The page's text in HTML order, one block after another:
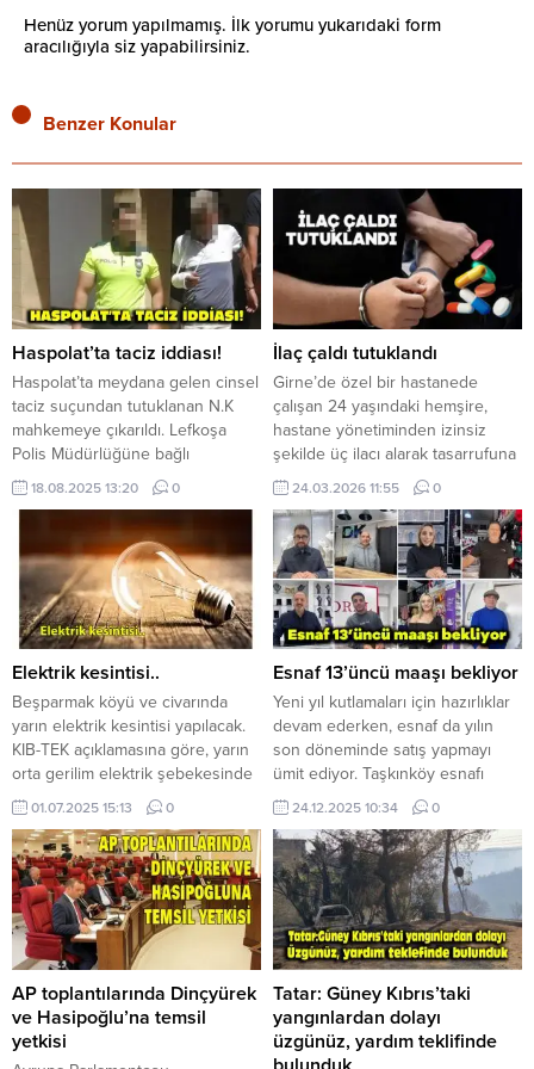
Henüz yorum yapılmamış. İlk yorumu yukarıdaki form
aracılığıyla siz yapabilirsiniz.
Benzer Konular
Haspolat’ta taciz iddiası!
Haspolat’ta meydana gelen cinsel
taciz suçundan tutuklanan N.K
mahkemeye çıkarıldı. Lefkoşa
Polis Müdürlüğüne bağlı
Demirhan Polis Karakolunda
görevli polis memuru Zafer İnce
mahkemeye olguları aktardı. Polis,
zanlının Cinsel Saldırı Cinsel Taciz
suçlarına methaldar olduğunu
söyledi. Polis, 15 Ağustos 2025
Tarihinde saat 23:00
raddelerinde Haspolat’ta abisinin
ikametgahı içerisinde banyo kısmı
içerisinde...
18.08.2025 13:20 0
İlaç çaldı tutuklandı
Girne’de özel bir hastanede
çalışan 24 yaşındaki hemşire,
hastane yönetiminden izinsiz
şekilde üç ilacı alarak tasarrufuna
geçirmekle suçlanarak tutuklandı.
Polisten olay ile ilgili olarak
yapılan açıklama şu şekilde; “Mart
2026 ayı içerisinde, Girne’de
faaliyet gösteren özel bir
hastanede hemşire olarak çalışan
24 yaşındaki erkek şahıs, hastane
yönetiminden izinsiz olarak üç...
24.03.2026 11:55 0
Elektrik kesintisi..
Beşparmak köyü ve civarında
yarın elektrik kesintisi yapılacak.
KIB-TEK açıklamasına göre, yarın
orta gerilim elektrik şebekesinde
yapılacak proje çalışması
nedeniyle 09.00-12.00 saatleri
arasında; Tarsan Çiftliği ve Civarı,
Beşparmak Köyü, Değirmenlik
Taşocakları, Tesisler ve Su
Motorları, Alevkayası, Yayla Tepe
ve Levent Taşocakları’na elektrik
verilemeyecek.
01.07.2025 15:13 0
Esnaf 13’üncü maaşı bekliyor
Yeni yıl kutlamaları için hazırlıklar
devam ederken, esnaf da yılın
son döneminde satış yapmayı
ümit ediyor. Taşkınköy esnafı
KIBRIS’a konuştu. Yılbaşı
yaklaşırken Başkent Lefkoşa’nın
alış veriş merkezi olan
Taşkınköy’de esnaf gözünü
13’üncü maaşlara dikti. Metropol
Caddesi’ndeki kimi mağazada
hareketlilik yaşanırken, birçok
mağazada ise 13’üncü maaşların
ödenmesi sonrasında bir
hareketlilik yaşanacağı...
24.12.2025 10:34 0
AP toplantılarında Dinçyürek
ve Hasipoğlu’na temsil
yetkisi
Tatar: Güney Kıbrıs’taki
yangınlardan dolayı
üzgünüz, yardım teklifinde